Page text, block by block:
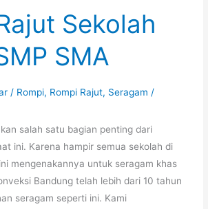
Sekolah
SMA
/ Rompi, Rompi Rajut, Seragam /
salah satu bagian penting dari
ini. Karena hampir semua sekolah di
mengenakannya untuk seragam khas
Bandung telah lebih dari 10 tahun
seragam seperti ini. Kami